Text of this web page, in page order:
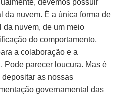
devemos possuir
da nuvem. É a única forma de
da nuvem, de um meio
do comportamento,
a colaboração e a
Pode parecer loucura. Mas é
as nossas
governamental das